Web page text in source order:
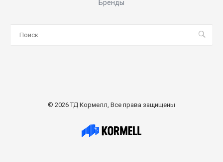
Бренды
© 2026 ТД Кормелл, Все права защищены